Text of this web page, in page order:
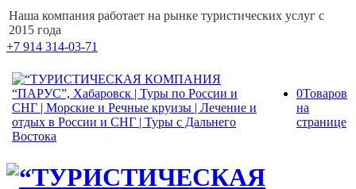
Наша компания работает на рынке туристических услуг с
2015 года
+7 914 314-03-71
0Товаров
на
странице